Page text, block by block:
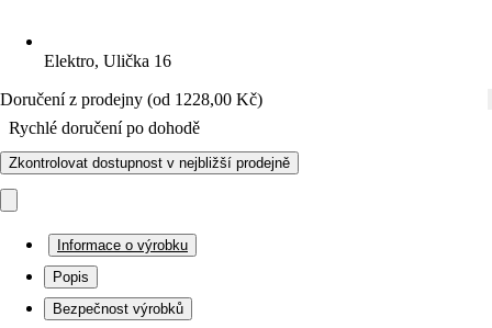
Elektro, Ulička 16
Doručení z prodejny (od 1228,00 Kč)
Rychlé doručení po dohodě
Zkontrolovat dostupnost v nejbližší prodejně
Informace o výrobku
Popis
Bezpečnost výrobků